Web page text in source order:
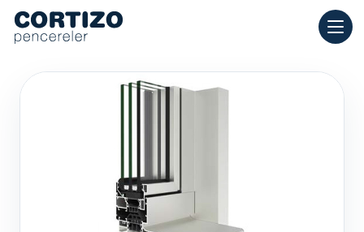
Cortizo Pencereleri, evler için alüminyum ve PVC pencerelerde
Mağaza ağı